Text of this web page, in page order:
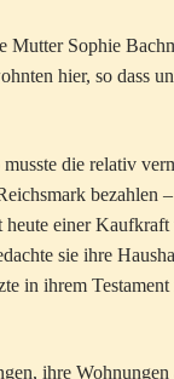
Mutter Sophie
hier, so dass
die relativ
bezahlen
heute einer
sie ihre
in ihrem
ihre Wohnungen